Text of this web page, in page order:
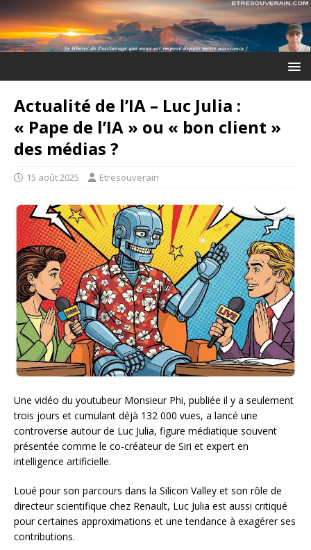
Actualité de l’IA – Luc Julia :
« Pape de l’IA » ou « bon client »
des médias ?
15 août 2025 Etresouverain
Une vidéo du youtubeur Monsieur Phi, publiée il y a seulement
trois jours et cumulant déjà 132 000 vues, a lancé une
controverse autour de Luc Julia, figure médiatique souvent
présentée comme le co-créateur de Siri et expert en
intelligence artificielle.
Loué pour son parcours dans la Silicon Valley et son rôle de
directeur scientifique chez Renault, Luc Julia est aussi critiqué
pour certaines approximations et une tendance à exagérer ses
contributions.